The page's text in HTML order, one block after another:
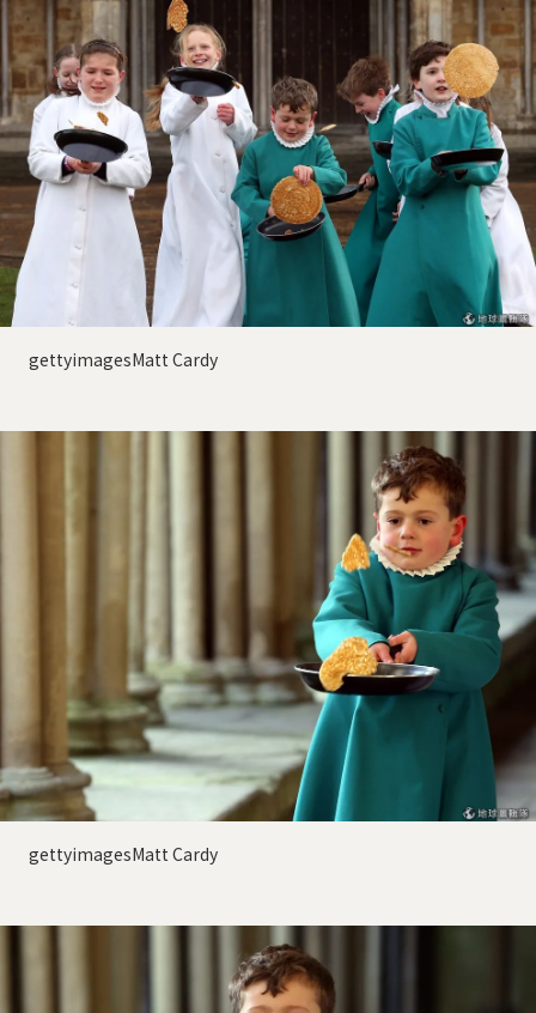
gettyimagesMatt Cardy
gettyimagesMatt Cardy